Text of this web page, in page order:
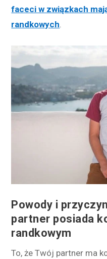
faceci w związkach
randkowych.
Powody i
partner posiada
randkowym
To, że Twój partner ma